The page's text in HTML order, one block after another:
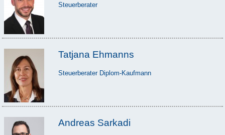
Steuerberater
Tatjana Ehmanns
Steuerberater Diplom-Kaufmann
Andreas Sarkadi